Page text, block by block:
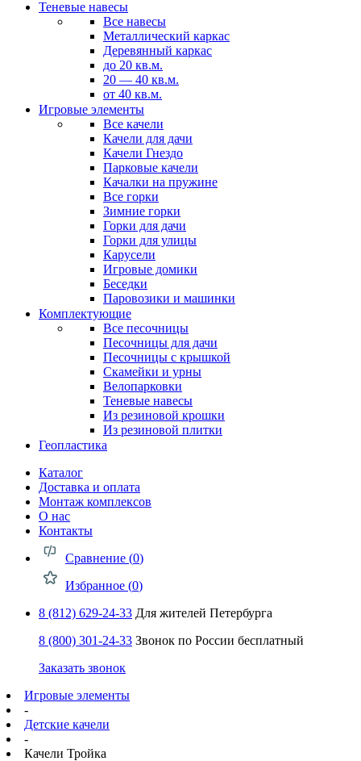
Теневые навесы
Все навесы
Металлический каркас
Деревянный каркас
до 20 кв.м.
20 — 40 кв.м.
от 40 кв.м.
Игровые элементы
Все качели
Качели для дачи
Качели Гнездо
Парковые качели
Качалки на пружине
Все горки
Зимние горки
Горки для дачи
Горки для улицы
Карусели
Игровые домики
Беседки
Паровозики и машинки
Комплектующие
Все песочницы
Песочницы для дачи
Песочницы с крышкой
Скамейки и урны
Велопарковки
Теневые навесы
Из резиновой крошки
Из резиновой плитки
Геопластика
Каталог
Доставка и оплата
Монтаж комплексов
О нас
Контакты
Сравнение (0)
Избранное (0)
8 (812) 629-24-33 Для жителей Петербурга
8 (800) 301-24-33 Звонок по России бесплатный
Заказать звонок
Игровые элементы
-
Детские качели
-
Качели Тройка